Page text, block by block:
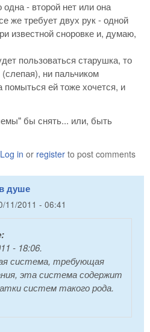
- второй нет или она
же требует двух рук - одной
известной сноровке и, думаю,
пользоваться старушка, то
ни пальчиком
помыться ей тоже хочется, и
бы снять... или, быть
Log in or register to post comments
душе
11/2011 - 06:41
- 18:06.
система, требующая
эта система содержит
систем такого рода.